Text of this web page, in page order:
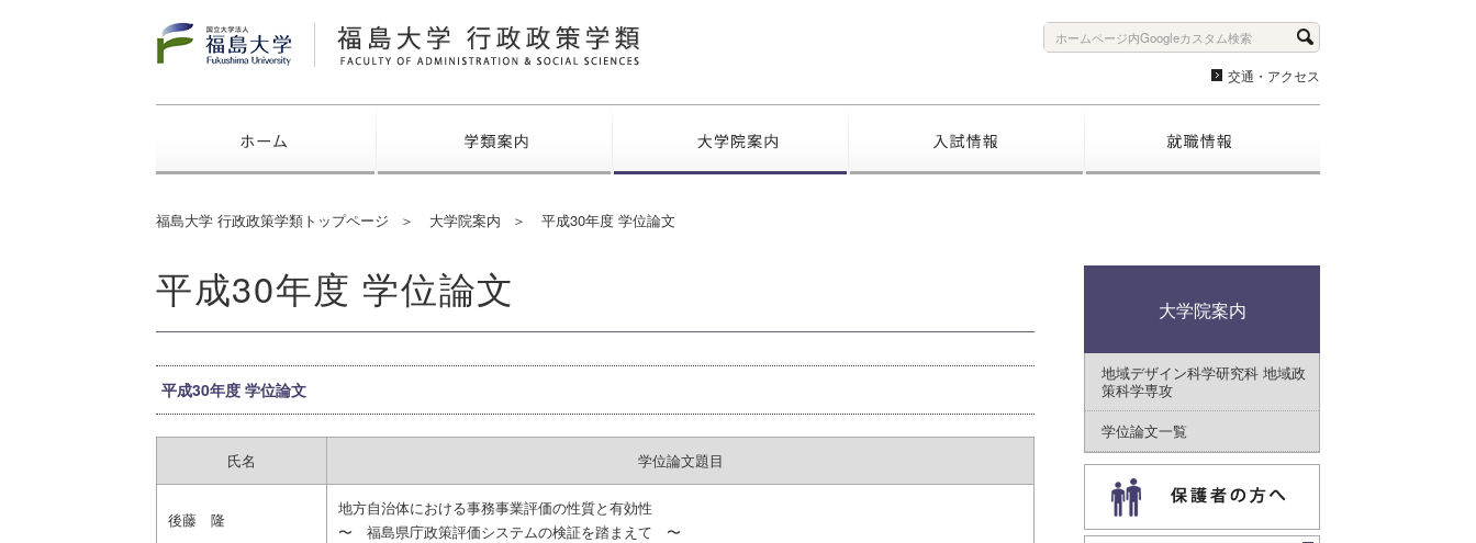
福島大学
交通・アクセス
福島大学 行政政策学類トップページ 大学院案内 平成30年度 学位論文
平成30年度 学位論文
平成30年度 学位論文
氏名 学位論文題目
後藤 隆
地方自治体における事務事業評価の性質と有効性
〜 福島県庁政策評価システムの検証を踏まえて 〜
大学院案内
地域デザイン科学研究科 地域政
策科学専攻
学位論文一覧